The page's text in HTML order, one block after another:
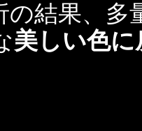
の結果、
美しい色